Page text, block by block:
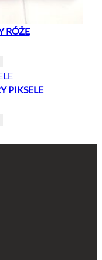
RÓŻE
PIKSELE